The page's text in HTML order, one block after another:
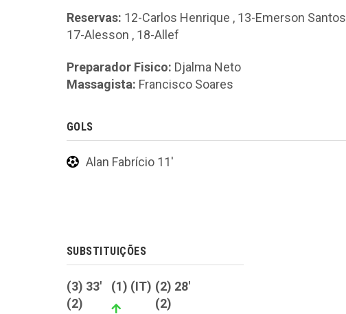
Reservas: 12-Carlos Henrique , 13-Emerson Santos
17-Alesson , 18-Allef
Preparador Fisico: Djalma Neto
Massagista: Francisco Soares
GOLS
Alan Fabrício 11'
SUBSTITUIÇÕES
(3) 33'
(2)
(1) (IT) (2) 28'
(2)